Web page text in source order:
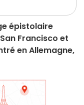
épistolaire
Francisco et
en Allemagne,